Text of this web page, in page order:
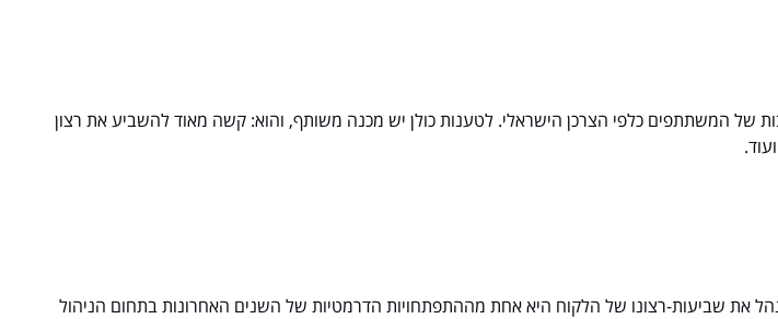
של המשתתפים כלפי הצרכן הישראלי. לטענות כולן יש מכנה משותף, והוא: קשה מאוד להשביע את רצון
את שביעות-רצונו של הלקוח היא אחת מההתפתחויות הדרמטיות של השנים האחרונות בתחום הניהול